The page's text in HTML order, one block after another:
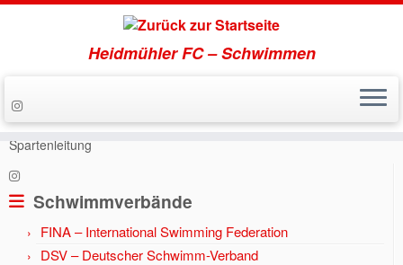
Zum
Inhalt
springen
Heidmühler FC – Schwimmen
Start » Aktuell » Jahr 2018 » Arne Krüger übernimmt die
Spartenleitung
Schwimmverbände
FINA – International Swimming Federation
DSV – Deutscher Schwimm-Verband